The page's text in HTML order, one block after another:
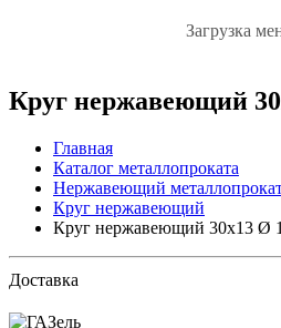
Загрузка
Круг нержавеющий
Главная
Каталог металлопроката
Нержавеющий
Круг нержавеющий
Круг нержавеющий 30x13 Ø
Доставка